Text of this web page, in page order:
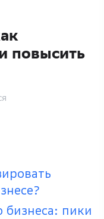
повысить
бизнеса: пики